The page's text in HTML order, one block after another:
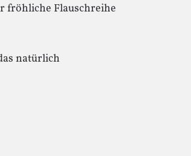
fröhliche Flauschreihe
natürlich